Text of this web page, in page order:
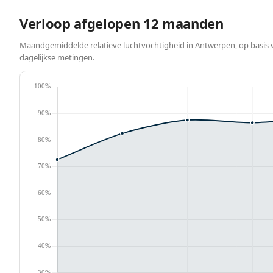
Verloop afgelopen 12 maanden
Maandgemiddelde relatieve luchtvochtigheid in Antwerpen, op basis
dagelijkse metingen.